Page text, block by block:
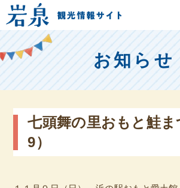
お知らせ
七頭舞の里おもと鮭
9）